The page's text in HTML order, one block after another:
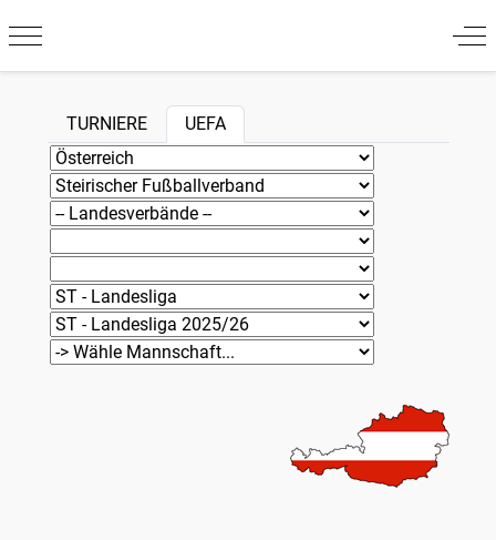
Mobile Menu Toggle
TURNIERE UEFA